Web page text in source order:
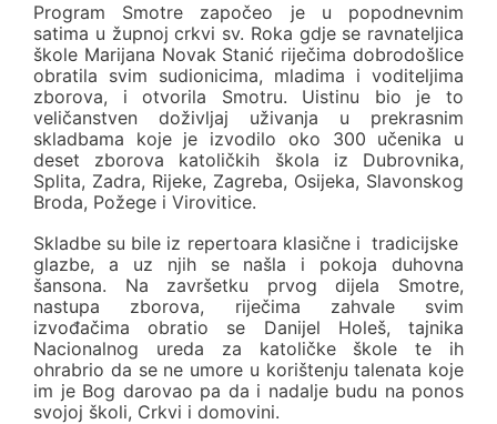
Program Smotre započeo je u popodnevnim
satima u župnoj crkvi sv. Roka gdje se ravnateljica
škole Marijana Novak Stanić riječima dobrodošlice
obratila svim sudionicima, mladima i voditeljima
zborova, i otvorila Smotru. Uistinu bio je to
veličanstven doživljaj uživanja u prekrasnim
skladbama koje je izvodilo oko 300 učenika u
deset zborova katoličkih škola iz Dubrovnika,
Splita, Zadra, Rijeke, Zagreba, Osijeka, Slavonskog
Broda, Požege i Virovitice.
Skladbe su bile iz repertoara klasične i tradicijske
glazbe, a uz njih se našla i pokoja duhovna
šansona. Na završetku prvog dijela Smotre,
nastupa zborova, riječima zahvale svim
izvođačima obratio se Danijel Holeš, tajnika
Nacionalnog ureda za katoličke škole te ih
ohrabrio da se ne umore u korištenju talenata koje
im je Bog darovao pa da i nadalje budu na ponos
svojoj školi, Crkvi i domovini.